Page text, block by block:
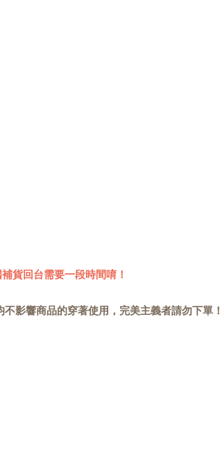
貨回台需要一段時間唷！
影響商品的穿著使用，完美主義者請勿下單！